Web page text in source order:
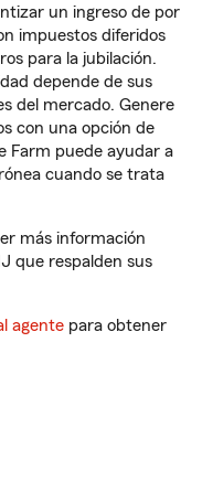
un ingreso de por
impuestos diferidos
para la jubilación.
depende de sus
del mercado. Genere
con una opción de
Farm puede ayudar a
cuando se trata
más información
que respalden sus
agente para obtener